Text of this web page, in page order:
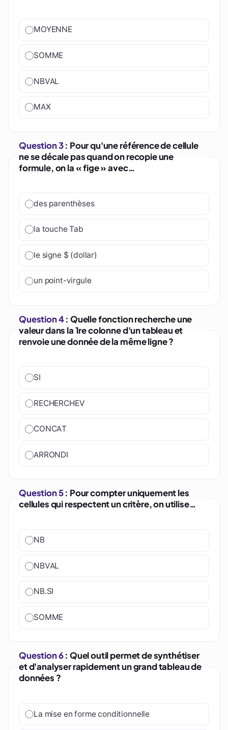
MOYENNE
SOMME
NBVAL
MAX
Question 3: Pour qu'une référence de cellule
ne se décale pas quand on recopie une
formule, on la « fige » avec…
des parenthèses
la touche Tab
le signe $ (dollar)
un point-virgule
Question 4: Quelle fonction recherche une
valeur dans la 1re colonne d'un tableau et
renvoie une donnée de la même ligne ?
SI
RECHERCHEV
CONCAT
ARRONDI
Question 5: Pour compter uniquement les
cellules qui respectent un critère, on utilise…
NB
NBVAL
NB.SI
SOMME
Question 6: Quel outil permet de synthétiser
et d'analyser rapidement un grand tableau de
données ?
La mise en forme conditionnelle